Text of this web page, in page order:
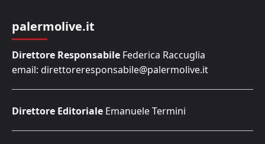
palermolive.it
Direttore Responsabile Federica Raccuglia
email: direttoreresponsabile@palermolive.it
Direttore Editoriale Emanuele Termini